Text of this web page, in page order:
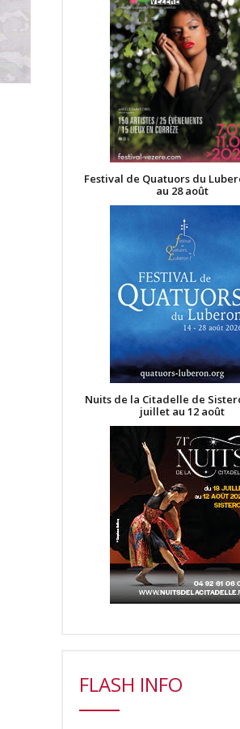
Festival de Quatuors du
au 28 août
Nuits de la Citadelle de
juillet au 12 août
FLASH INFO